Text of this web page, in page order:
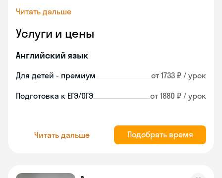
Читать дальше
Услуги и цены
Английский язык
Для детей - премиум от 1733 ₽ / урок
Подготовка к ЕГЭ/ОГЭ от 1880 ₽ / урок
Читать дальше Подобрать время